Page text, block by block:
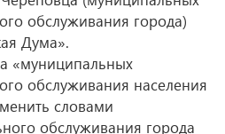
обслуживания города)
Дума».
«муниципальных
обслуживания населения
словами
обслуживания города